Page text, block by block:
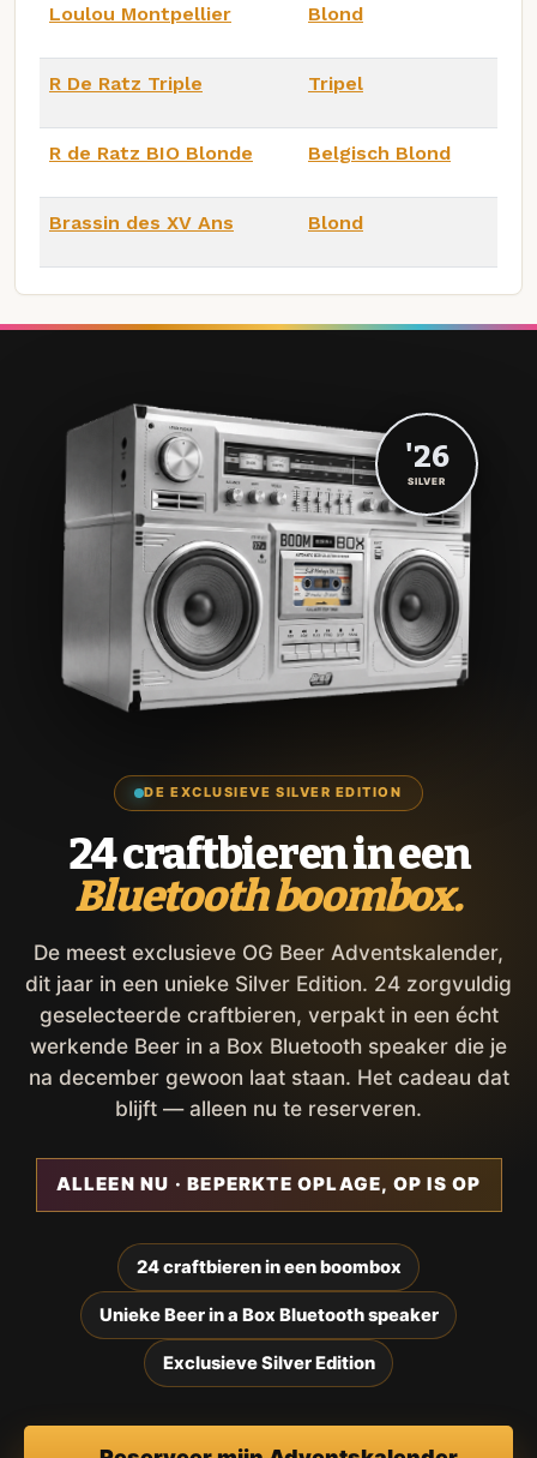
Loulou Montpellier Blond
R De Ratz Triple Tripel
R de Ratz BIO Blonde Belgisch Blond
Brassin des XV Ans Blond
DE EXCLUSIEVE SILVER EDITION
24 craftbieren in een
Bluetooth boombox.
De meest exclusieve OG Beer Adventskalender,
dit jaar in een unieke Silver Edition. 24 zorgvuldig
geselecteerde craftbieren, verpakt in een écht
werkende Beer in a Box Bluetooth speaker die je
na december gewoon laat staan. Het cadeau dat
blijft — alleen nu te reserveren.
ALLEEN NU · BEPERKTE OPLAGE, OP IS OP
24 craftbieren in een boombox
Unieke Beer in a Box Bluetooth speaker
Exclusieve Silver Edition
'26
SILVER